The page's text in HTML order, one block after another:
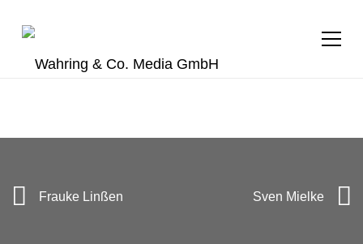
Frauke Linßen Sven Mielke